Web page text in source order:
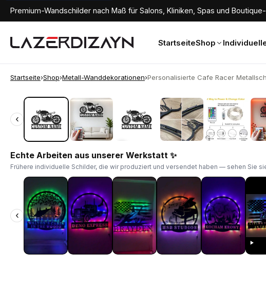
Premium-Wandschilder nach Maß für Salons, Kliniken, Spas und
StartseiteShop
Startseite›Shop›Metall-Wanddekorationen›Personalisierte Cafe Racer
‹
‹
Echte Arbeiten aus unserer Werkstatt ✨
Frühere individuelle Schilder, die wir produziert und versendet haben — sehen Sie
‹